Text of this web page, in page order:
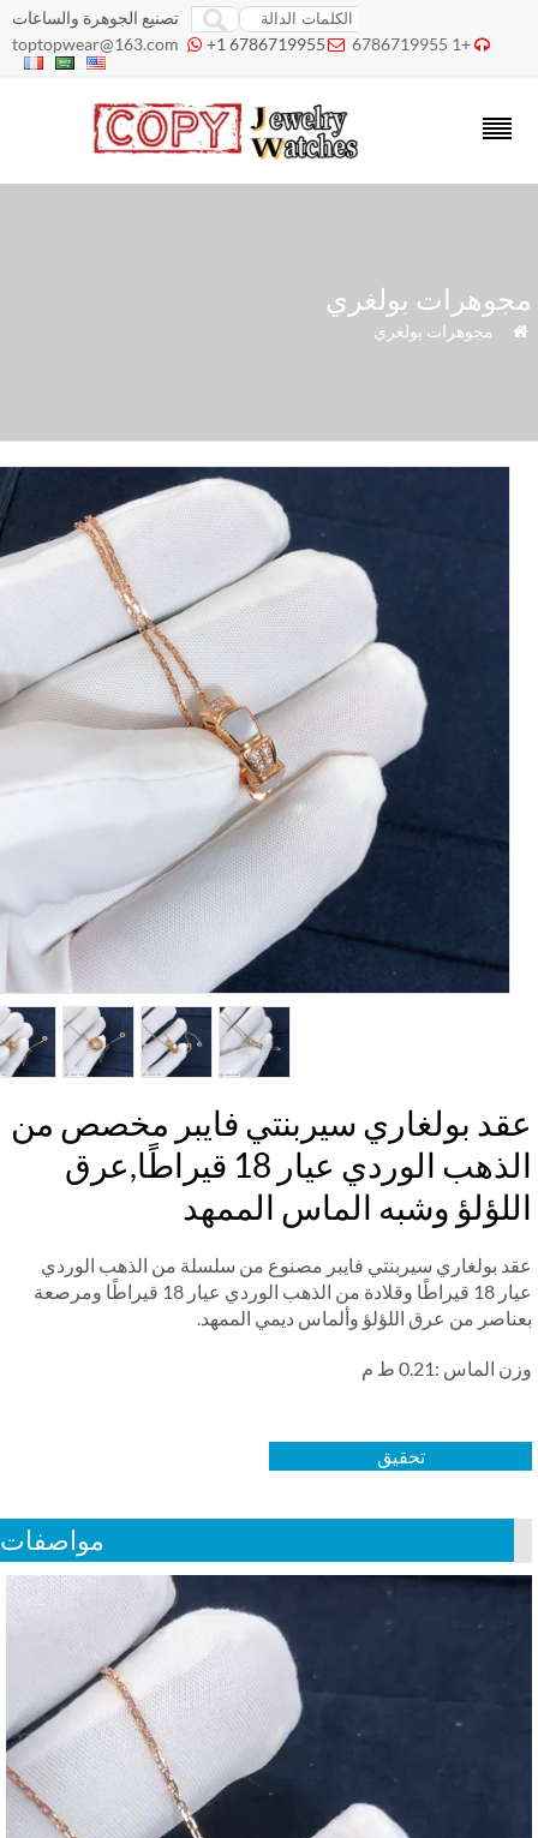
تصنيع الجوهرة والساعات
+1 6786719955

toptopwear@163.com  +1 6786719955
بولغري
»مجوهرات بولغري
بولغاري سيربنتي فايبر مخصص من
الذهب الوردي عيار 18 قيراطًا,عرق
وشبه الماس الممهد
بولغاري سيربنتي فايبر مصنوع من سلسلة من الذهب الوردي
عيار 18 قيراطًا وقلادة من الذهب الوردي عيار 18 قيراطًا ومرصعة
من عرق اللؤلؤ وألماس ديمي الممهد.
الماس :0.21 ط م
تحقيق
مواصفات